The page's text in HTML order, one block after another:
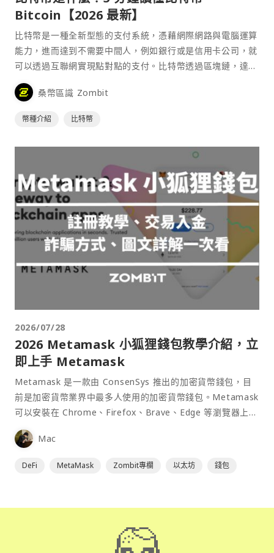
Bitcoin【2026 最新】
比特幣是一種全新型態的支付系統，憑藉網際網路與電腦運算
能力，進而達到不需要中間人，例如銀行或是信用卡公司，就
可以透過互聯網實現點對點的支付。比特幣透過區塊鏈，達到
去中心化的特性，確保其流通的安全性。
桑幣區識 Zombit
幣種介紹 比特幣
2026/07/28
2026 Metamask 小狐狸錢包教學介紹，立
即上手 Metamask
Metamask 是一款由 ConsenSys 推出的加密貨幣錢包，目
前是加密貨幣業界中最多人使用的加密貨幣錢包。Metamask
可以安裝在 Chrome、Firefox、Brave、Edge 等瀏覽器上作
為插件使用，具備許多功能且使用上非常方便。
Mac
DeFi MetaMask Zombit專欄 以太坊 錢包